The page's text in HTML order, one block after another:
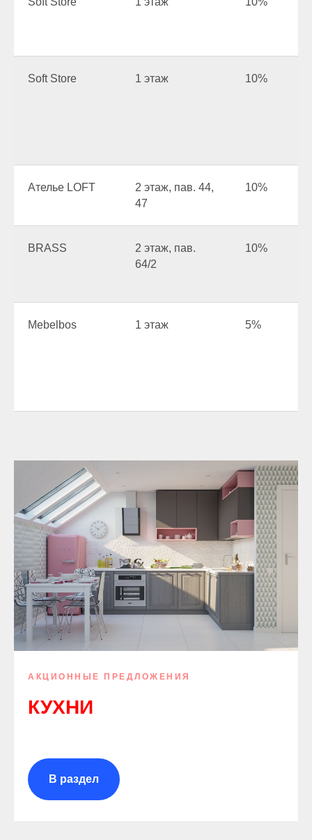
Soft Store 1 этаж 10%
Ателье LOFT
2 этаж, пав. 44,
47
10%
BRASS
2 этаж, пав.
64/2
10%
Mebelbos 1 этаж 5%
АКЦИОННЫЕ ПРЕДЛОЖЕНИЯ
КУХНИ
В раздел